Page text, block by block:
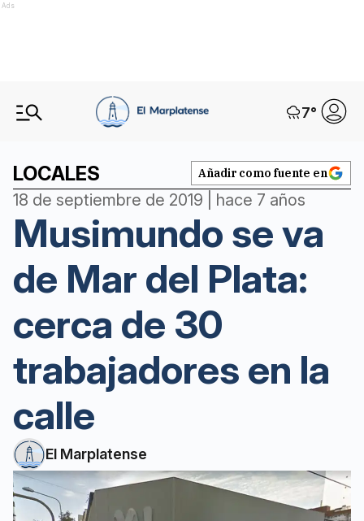
Ads
7°
LOCALES Añadir como fuente en
18 de septiembre de 2019 | hace 7 años
Musimundo se va
de Mar del Plata:
cerca de 30
trabajadores en la
calle
El Marplatense